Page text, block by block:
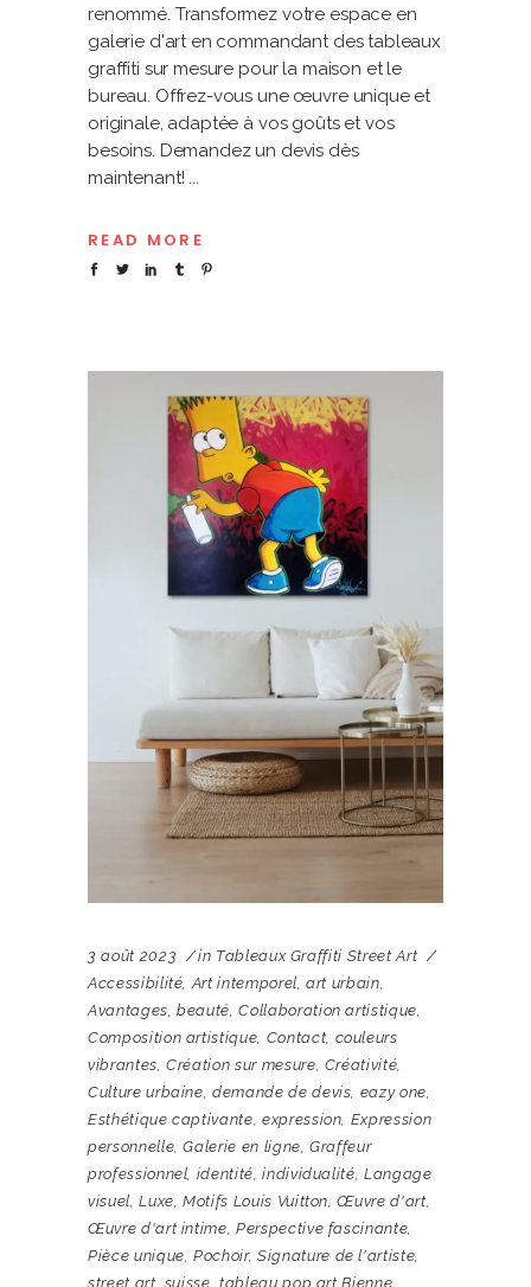
renommé. Transformez votre espace en
galerie d'art en commandant des tableaux
graffiti sur mesure pour la maison et le
bureau. Offrez-vous une œuvre unique et
originale, adaptée à vos goûts et vos
besoins. Demandez un devis dès
maintenant!
READ MORE
3 août 2023 in Tableaux Graffiti Street Art
Accessibilité,Art intemporel,art urbain,
Avantages,beauté,Collaboration artistique,
Composition artistique, Contact, couleurs
vibrantes,Création sur mesure, Créativité,
Culture urbaine,demande de devis, eazy one,
Esthétique captivante, expression, Expression
personnelle,Galerie en ligne,Graffeur
professionnel, identité,individualité,Langage
visuel,Luxe,Motifs Louis Vuitton,Œuvre d'art,
Œuvre d'art intime,Perspective fascinante,
Pièce unique,Pochoir, Signature de l'artiste,
street art suisse ,tableau pop art Bienne